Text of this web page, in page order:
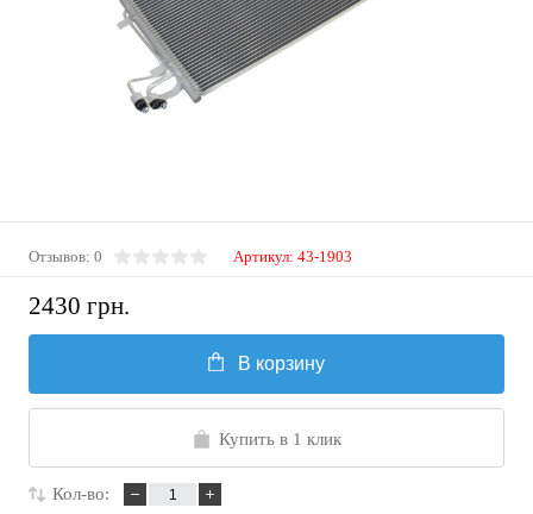
Отзывов: 0 Артикул: 43-1903
2430 грн.
В корзину
Купить в 1 клик
Кол-во: